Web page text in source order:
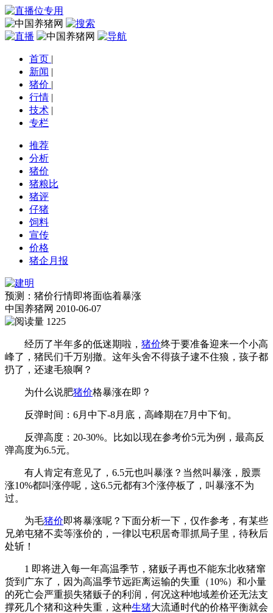
首页 |
新闻 |
猪价 |
行情 |
技术 |
专栏
推荐
分析
猪价
猪粮比
猪评
仔猪
饲料
宣传
价格
猪企月报
预测：猪价行情即将面临着暴涨
中国养猪网 2010-06-07
1225
经历了半年多的低迷期啦， 猪价终于要准备迎来一个小高
峰了，猪民们千万别撤。这年头舍不得孩子逮不住狼，孩子都
扔了，还逮毛狼啊？
为什么说肥猪价格暴涨在即？
反弹时间：6月中下-8月底，高峰期在7月中下旬。
反弹高度：20-30%。比如以现在参考价5元为例，最高反
弹高度为6.5元。
有人肯定有意见了，6.5元也叫暴涨？当然叫暴涨，股票
涨10%都叫涨停呢，这6.5元都有3个涨停板了，叫暴涨不为
过。
为毛猪价即将暴涨呢？下面分析一下，仅作参考，有某些
兄弟屯猪不卖等涨价的，一律以屯积居奇罪抓局子里，待秋后
处斩！
1 即将进入每一年高温季节，猪贩子再也不能东北收猪窜
货到广东了，因为高温季节远距离运输的失重（10%）和小量
的死亡会严重损失猪贩子的利润，何况这种地域差价还无法支
撑死几个猪和这种失重，这种生猪大流通时代的价格平衡就会